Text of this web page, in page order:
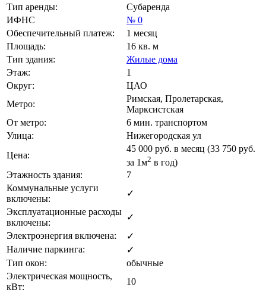
Тип аренды:
Субаренда
ИФНС
№ 0
Обеспечительный платеж:
1 месяц
Площадь:
16 кв. м
Тип здания:
Жилые дома
Этаж:
1
Округ:
ЦАО
Метро:
Римская, Пролетарская,
Марксистская
От метро:
6 мин. транспортом
Улица:
Нижегородская ул
Цена:
45 000 руб. в месяц (33 750 руб.
за 1м2 в год)
Этажность здания:
7
Коммунальные услуги
включены:
✓
Эксплуатационные расходы
включены:
✓
Электроэнергия включена:
✓
Наличие паркинга:
✓
Тип окон:
обычные
Электрическая мощность,
кВт:
10